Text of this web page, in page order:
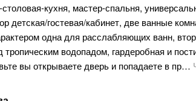
столовая-кухня, мастер-спальня,
детская/гостевая/кабинет, две ванные
одна для расслабляющих ванн,
тропическим водопадом, гардеробная и
вы открываете дверь и попадаете в пр…